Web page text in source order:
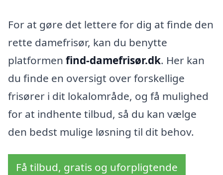
For at gøre det lettere for dig at finde den
rette damefrisør, kan du benytte
platformen find-damefrisør.dk. Her kan
du finde en oversigt over forskellige
frisører i dit lokalområde, og få mulighed
for at indhente tilbud, så du kan vælge
den bedst mulige løsning til dit behov.
Få tilbud, gratis og uforpligtende